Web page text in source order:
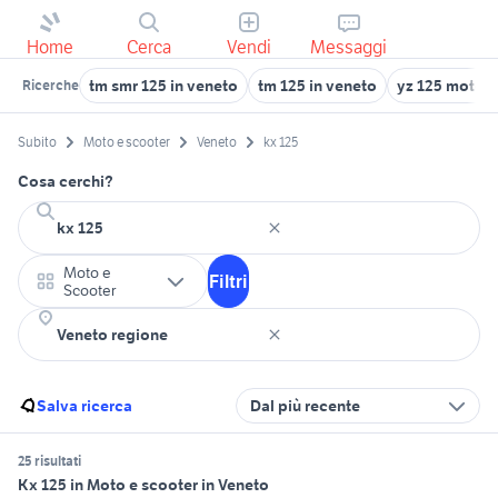
Home Cerca Vendi Messaggi
Ricerche tm smr 125 in veneto tm 125 in veneto yz 125 moto
Subito Moto e scooter Veneto kx 125
Cosa cerchi?
Moto e
Scooter
Filtri
Salva ricerca Dal più recente
25 risultati
Kx 125 in Moto e scooter in Veneto